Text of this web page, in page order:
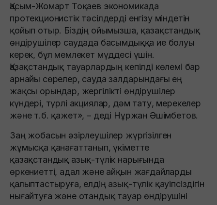
Қасым-Жомарт Тоқаев экономикада
протекционистік тәсілдерді енгізу міндетін
қойып отыр. Біздің ойымызша, қазақстандық
өндірушілер саудада басымдыққа ие болуы
керек, бұл мемлекет мүддесі үшін.
Қазақстандық тауарлардың кепілді көлемі бар
арнайы сөрелер, сауда залдарындағы ең
жақсы орындар, жергілікті өндірушілер
күндері, түрлі акциялар, дәм тату, мерекелер
және т.б. қажет», – деді Нұржан Әшімбетов.
Заң жобасын әзірлеушілер жүргізілген
жұмысқа қанағаттанып, үкіметте
қазақстандық азық-түлік нарығында
өркениетті, адал және айқын жағдайларды
қалыптастыруға, елдің азық-түлік қауіпсіздігін
нығайтуға және отандық тауар өндірушіні